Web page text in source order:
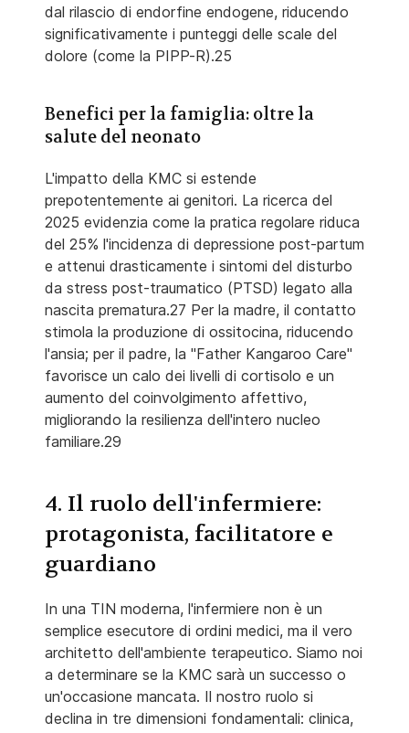
dal rilascio di endorfine endogene, riducendo
significativamente i punteggi delle scale del
dolore (come la PIPP-R).25
Benefici per la famiglia: oltre la
salute del neonato
L'impatto della KMC si estende
prepotentemente ai genitori. La ricerca del
2025 evidenzia come la pratica regolare riduca
del 25% l'incidenza di depressione post-partum
e attenui drasticamente i sintomi del disturbo
da stress post-traumatico (PTSD) legato alla
nascita prematura.27 Per la madre, il contatto
stimola la produzione di ossitocina, riducendo
l'ansia; per il padre, la "Father Kangaroo Care"
favorisce un calo dei livelli di cortisolo e un
aumento del coinvolgimento affettivo,
migliorando la resilienza dell'intero nucleo
familiare.29
4. Il ruolo dell'infermiere:
protagonista, facilitatore e
guardiano
In una TIN moderna, l'infermiere non è un
semplice esecutore di ordini medici, ma il vero
architetto dell'ambiente terapeutico. Siamo noi
a determinare se la KMC sarà un successo o
un'occasione mancata. Il nostro ruolo si
declina in tre dimensioni fondamentali: clinica,